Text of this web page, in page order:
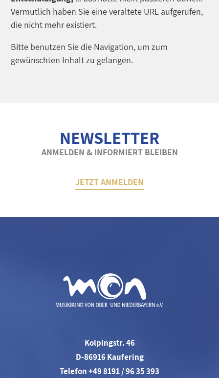
Vermutlich haben Sie eine veraltete URL aufgerufen,
die nicht mehr existiert.
Bitte benutzen Sie die Navigation, um zum
gewünschten Inhalt zu gelangen.
NEWSLETTER
ANMELDEN & INFORMIERT BLEIBEN
JETZT ANMELDEN
Kolpingstr. 46
D-86916 Kaufering
Telefon +49 8191 / 96 35 393